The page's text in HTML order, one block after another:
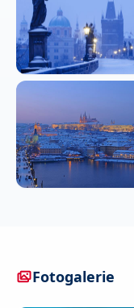
Fotogalerie